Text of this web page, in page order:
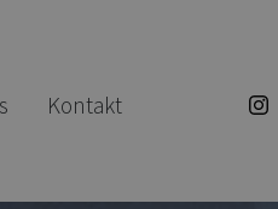
Kontakt